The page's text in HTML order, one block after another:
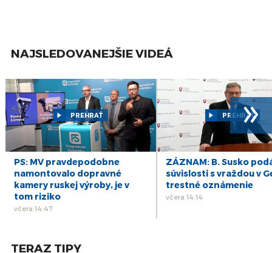
NAJSLEDOVANEJŠIE VIDEÁ
PREHRAŤ
PS: MV pravdepodobne
namontovalo dopravné
kamery ruskej výroby, je v
tom riziko
včera 14:47
PREHRAŤ
ZÁZNAM: B. Susko
súvislosti s vraždou v
trestné oznámenie
včera 14:14
»
TERAZ TIPY